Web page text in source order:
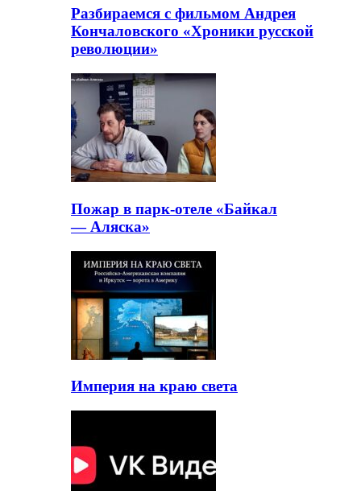
Разбираемся с фильмом Андрея
Кончаловского «Хроники русской
революции»
Пожар в парк-отеле «Байкал
— Аляска»
Империя на краю света